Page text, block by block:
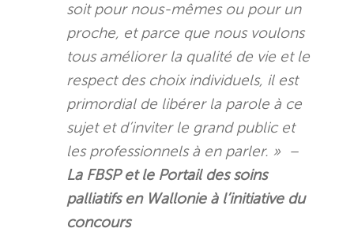
soit pour nous-mêmes ou pour un
proche, et parce que nous voulons
tous améliorer la qualité de vie et le
respect des choix individuels, il est
primordial de libérer la parole à ce
sujet et d’inviter le grand public et
les professionnels à en parler. » –
La FBSP et le Portail des soins
palliatifs en Wallonie à l’initiative du
concours